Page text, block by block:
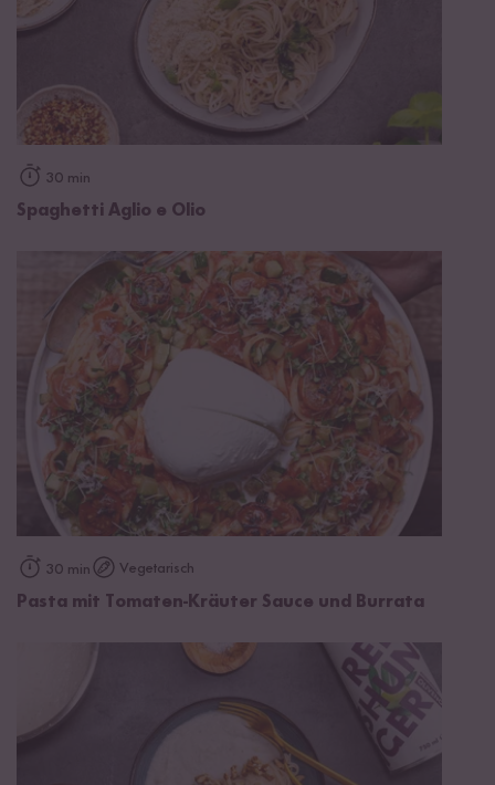
30 min
Spaghetti Aglio e Olio
30 min Vegetarisch
Pasta mit Tomaten-Kräuter Sauce und Burrata